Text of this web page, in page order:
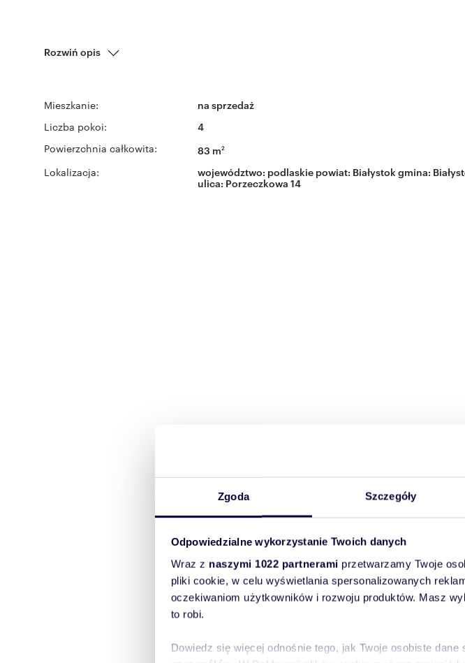
Zgoda Szczegóły
Odpowiedzialne wykorzystanie Twoich danych
Wraz z naszymi 1022 partnerami przetwarzamy Twoje
pliki cookie, w celu wyświetlania spersonalizowanych
oczekiwaniom użytkowników i rozwoju produktów. Masz
to robi.
Dowiedz się więcej odnośnie tego, jak Twoje osobiste
Rozwiń opis
Mieszkanie: na sprzedaż
Liczba pokoi: 4
Powierzchnia całkowita: 83 m2
Lokalizacja: województwo: podlaskie powiat: Białystok gmina:
ulica: Porzeczkowa 14